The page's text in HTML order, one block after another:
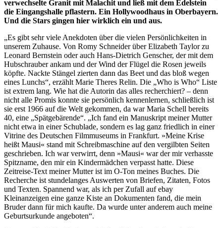
verwechselte Granit mit Malachit und ließ mit dem Edelstein
die Eingangshalle pflastern. Ein Hollywoodhaus in Oberbayern.
Und die Stars gingen hier wirklich ein und aus.
„Es gibt sehr viele Anekdoten über die vielen Persönlichkeiten in
unserem Zuhause. Von Romy Schneider über Elizabeth Taylor zu
Leonard Bernstein oder auch Hans-Dietrich Genscher, der mit dem
Hubschrauber ankam und der Wind der Flügel die Rosen jeweils
köpfte. Nackte Stängel zierten dann das Beet und das bloß wegen
eines Lunchs“, erzählt Marie Theres Relin. Die „Who is Who“ Liste
ist extrem lang. Wie hat die Autorin das alles recherchiert? – denn
nicht alle Promis konnte sie persönlich kennenlernen, schließlich ist
sie erst 1966 auf die Welt gekommen, da war Maria Schell bereits
40, eine „Spätgebärende“. „Ich fand ein Manuskript meiner Mutter
nicht etwa in ei­ner Schublade, sondern es lag ganz friedlich in einer
Vitrine des Deutschen Filmmuseums in Frankfurt. »Meine Krise
heißt Mausi« stand mit Schreibmaschine auf den vergilbten Seiten
geschrieben. Ich war verwirrt, denn »Mausi« war der mir verhasste
Spitzname, den mir ein Kindermädchen verpasst hatte. Diese
Zeitreise-Text meiner Mutter ist im O-Ton meines Buches. Die
Recherche ist stundelanges Auswerten von Briefen, Zitaten, Fotos
und Texten. Spannend war, als ich per Zufall auf ebay
Kleinanzeigen eine ganze Kiste an Dokumenten fand, die mein
Bruder dann für mich kaufte. Da wurde unter anderem auch meine
Geburtsurkunde angeboten“.